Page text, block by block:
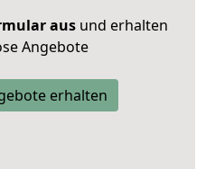
ausund erhalten
Angebote
erhalten